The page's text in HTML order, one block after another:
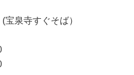
泉寺すぐそば）